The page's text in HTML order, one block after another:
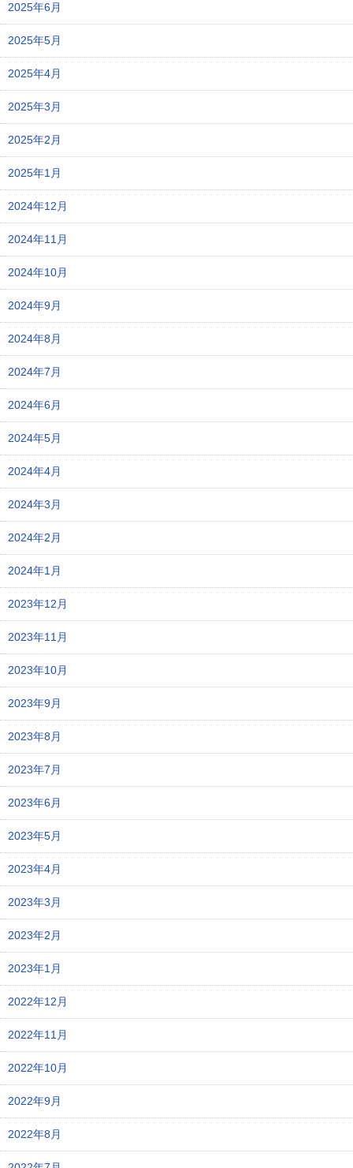
2025年6月
2025年5月
2025年4月
2025年3月
2025年2月
2025年1月
2024年12月
2024年11月
2024年10月
2024年9月
2024年8月
2024年7月
2024年6月
2024年5月
2024年4月
2024年3月
2024年2月
2024年1月
2023年12月
2023年11月
2023年10月
2023年9月
2023年8月
2023年7月
2023年6月
2023年5月
2023年4月
2023年3月
2023年2月
2023年1月
2022年12月
2022年11月
2022年10月
2022年9月
2022年8月